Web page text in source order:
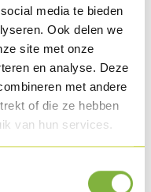
media te bieden
Ook delen we
site met onze
en analyse. Deze
met andere
of die ze hebben
van hun services.
plakjes (volgens de
en steek deze op een
en de mayonaise